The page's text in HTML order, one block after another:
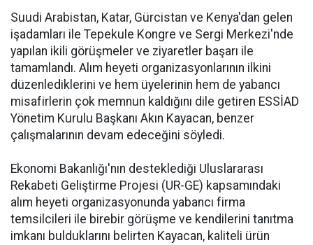
Suudi Arabistan, Katar, Gürcistan ve Kenya'dan gelen
işadamları ile Tepekule Kongre ve Sergi Merkezi'nde
yapılan ikili görüşmeler ve ziyaretler başarı ile
tamamlandı. Alım heyeti organizasyonlarının ilkini
düzenlediklerini ve hem üyelerinin hem de yabancı
misafirlerin çok memnun kaldığını dile getiren ESSİAD
Yönetim Kurulu Başkanı Akın Kayacan, benzer
çalışmalarının devam edeceğini söyledi.
Ekonomi Bakanlığı'nın desteklediği Uluslararası
Rekabeti Geliştirme Projesi (UR-GE) kapsamındaki
alım heyeti organizasyonunda yabancı firma
temsilcileri ile birebir görüşme ve kendilerini tanıtma
imkanı bulduklarını belirten Kayacan, kaliteli ürün